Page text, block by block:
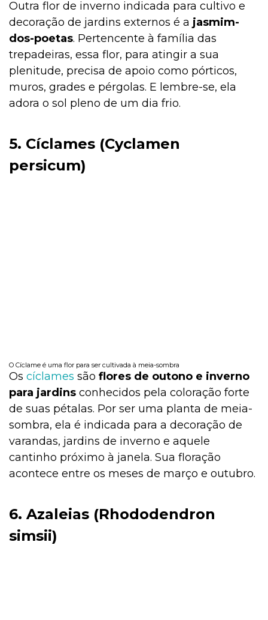
Outra flor de inverno indicada para cultivo e
decoração de jardins externos é a jasmim-
dos-poetas. Pertencente à família das
trepadeiras, essa flor, para atingir a sua
plenitude, precisa de apoio como pórticos,
muros, grades e pérgolas. E lembre-se, ela
adora o sol pleno de um dia frio.
5. Cíclames (Cyclamen
persicum)
O Cíclame é uma flor para ser cultivada à meia-sombra
Os cíclames são flores de outono e inverno
para jardins conhecidos pela coloração forte
de suas pétalas. Por ser uma planta de meia-
sombra, ela é indicada para a decoração de
varandas, jardins de inverno e aquele
cantinho próximo à janela. Sua floração
acontece entre os meses de março e outubro.
6. Azaleias (Rhododendron
simsii)